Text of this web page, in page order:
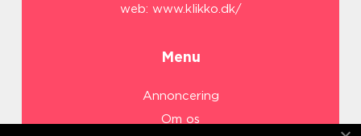
web: www.klikko.dk/
Menu
Annoncering
Om os